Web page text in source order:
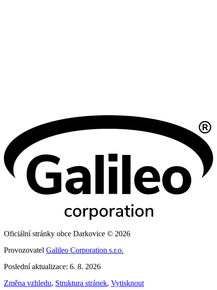
Oficiální stránky obce Darkovice © 2026
Provozovatel Galileo Corporation s.r.o.
Poslední aktualizace: 6. 8. 2026
Změna vzhledu, Struktura stránek, Vytisknout